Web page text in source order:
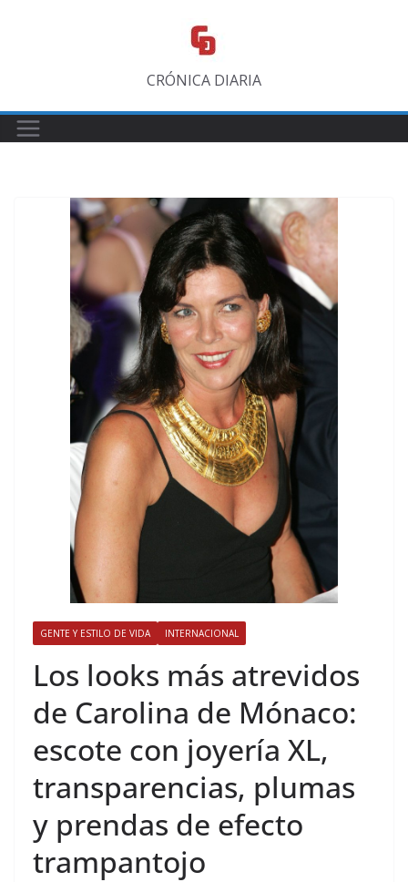
CRÓNICA DIARIA
GENTE Y ESTILO DE VIDA INTERNACIONAL
​Los looks más atrevidos
de Carolina de Mónaco:
escote con joyería XL,
transparencias, plumas
y prendas de efecto
trampantojo